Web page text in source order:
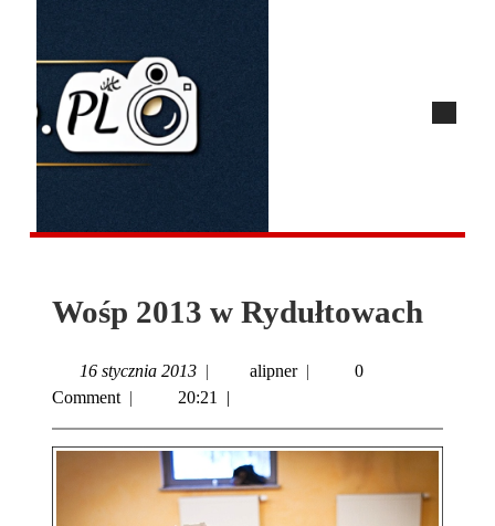
Wośp 2013 w Rydułtowach
16 stycznia 2013 | alipner |
0
Comment | 20:21 |